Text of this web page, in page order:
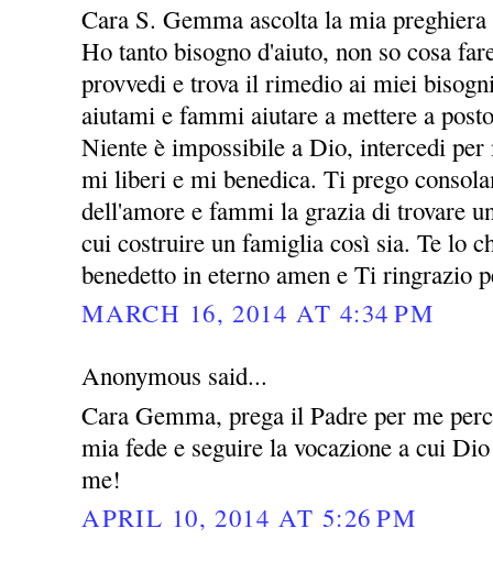
Cara S. Gemma ascolta la mia
Ho tanto bisogno d'aiuto, non so cosa
provvedi e trova il rimedio ai miei
aiutami e fammi aiutare a mettere a
Niente è impossibile a Dio, intercedi per
mi liberi e mi benedica. Ti prego
dell'amore e fammi la grazia di trovare
cui costruire un famiglia così sia. Te lo
benedetto in eterno amen e Ti ringrazio
MARCH 16, 2014 AT 4:34 PM
Anonymous said...
Cara Gemma, prega il Padre per me
mia fede e seguire la vocazione a cui
me!
APRIL 10, 2014 AT 5:26 PM